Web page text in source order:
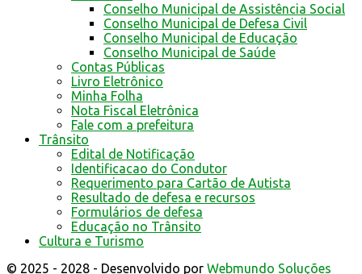
Conselho Municipal de Assistência Social
Conselho Municipal de Defesa Civil
Conselho Municipal de Educação
Conselho Municipal de Saúde
Contas Públicas
Livro Eletrônico
Minha Folha
Nota Fiscal Eletrônica
Fale com a prefeitura
Trânsito
Edital de Notificação
Identificacao do Condutor
Requerimento para Cartão de Autista
Resultado de defesa e recursos
Formulários de defesa
Educação no Trânsito
Cultura e Turismo
© 2025 - 2028 - Desenvolvido por Webmundo Soluções